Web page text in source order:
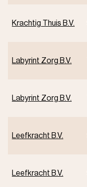
Krachtig Thuis B.V.
Labyrint Zorg B.V.
Labyrint Zorg B.V.
Leefkracht B.V.
Leefkracht B.V.